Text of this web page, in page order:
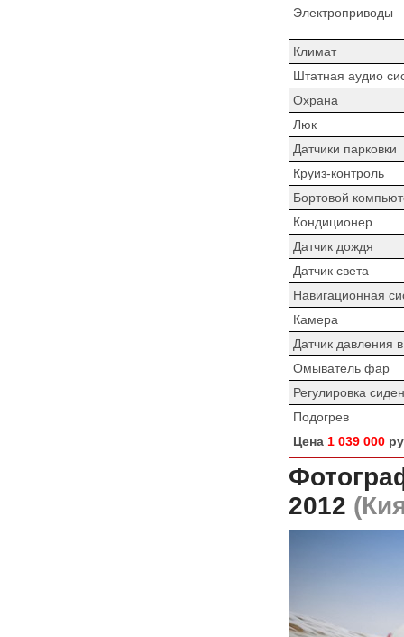
Электроприводы
Климат
Штатная аудио
Охрана
Люк
Датчики парковки
Круиз-контроль
Бортовой
Кондиционер
Датчик дождя
Датчик света
Навигационная
Камера
Датчик давления
Омыватель фар
Регулировка
Подогрев
Цена 1 039 000
2012